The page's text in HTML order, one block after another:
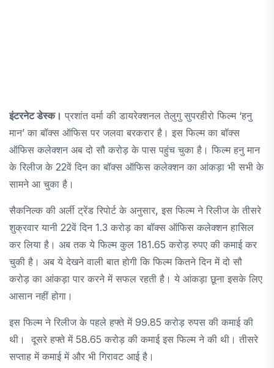
इंटरनेट डेस्क। प्रशांत वर्मा की डायरेक्शनल तेलुगु सुपरहीरो फिल्म ‘हनु
मान’ का बॉक्स ऑफिस पर जलवा बरकरार है। इस फिल्म का बॉक्स
ऑफिस कलेक्शन अब दो सौ करोड़ के पास पहुंच चुका है। फिल्म हनु मान
के रिलीज के 22वें दिन का बॉक्स ऑफिस कलेक्शन का आंकड़ा भी सभी के
सामने आ चुका है।
सैकनिल्क की अर्ली ट्रेंड रिपोर्ट के अनुसार, इस फिल्म ने रिलीज के तीसरे
शुक्रवार यानी 22वें दिन 1.3 करोड़ का बॉक्स ऑफिस कलेक्शन हासिल
कर लिया है। अब तक ये फिल्म कुल 181.65 करोड़ रुपए की कमाई कर
चुकी है। अब ये देखने वाली बात होगी कि फिल्म कितने दिन में दो सौ
करोड़ का आंकड़ा पार करने में सफल रहती है। ये आंकड़ा छूना इसके लिए
आसान नहीं होगा।
इस फिल्म ने रिलीज के पहले हफ्ते में 99.85 करोड़ रुपस की कमाई की
थी। दूसरे हफ्ते में 58.65 करोड़ की कमाई इस फिल्म ने की थी। तीसरे
सप्ताह में कमाई में और भी गिरावट आई है।